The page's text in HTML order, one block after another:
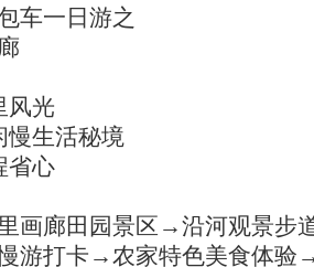
车一日游之
风光
慢生活秘境
省心
画廊田园景区→沿河观景步
游打卡→农家特色美食体